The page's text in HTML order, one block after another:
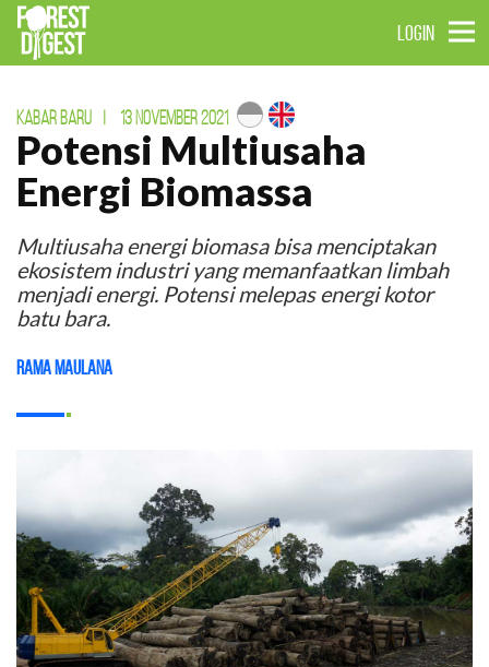
LOGIN
KABAR BARU 13 NOVEMBER 2021
Potensi Multiusaha
Energi Biomassa
Multiusaha energi biomasa bisa menciptakan
ekosistem industri yang memanfaatkan limbah
menjadi energi. Potensi melepas energi kotor
batu bara.
Rama Maulana